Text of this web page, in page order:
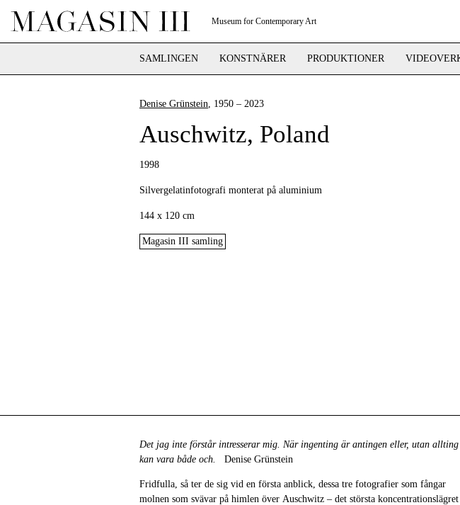
Museum for Contemporary Art
SAMLINGEN KONSTNÄRER PRODUKTIONER
Denise Grünstein, 1950 – 2023
Auschwitz, Poland
1998
Silvergelatinfotografi monterat på aluminium
144 x 120 cm
Magasin III samling
Det jag inte förstår intresserar mig. När ingenting är antingen eller, utan allting
kan vara både och. Denise Grünstein
Fridfulla, så ter de sig vid en första anblick, dessa tre fotografier som fångar
molnen som svävar på himlen över Auschwitz – det största koncentrationslägret